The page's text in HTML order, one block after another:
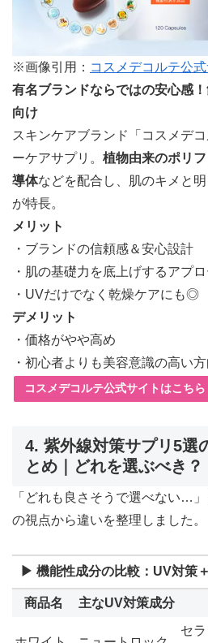
※画像引用： コスメデコルテ公式
有名ブランドならではの安心感
向け
スキンケアブランド「コスメデ
ーケアサプリ。 植物由来のポリ
導体などを配合し、肌のキメと
が特長。
メリット
・ブランドの信頼感＆安心設計
・肌の基礎力を底上げするアプ
・UVだけでなく乾燥ケアにも◎
デメリット
・価格がやや高め
・初心者よりも美容意識の高い
コスメデコルテ公式サイトはこちら
4. 紫外線対策サプリ5選
とめ｜どれを選ぶべき？
「どれも良さそうで選べない…
の視点から違いを整理しました。
▶ 機能性成分の比較：UV対策
商品名 主なUV対策成分
セ